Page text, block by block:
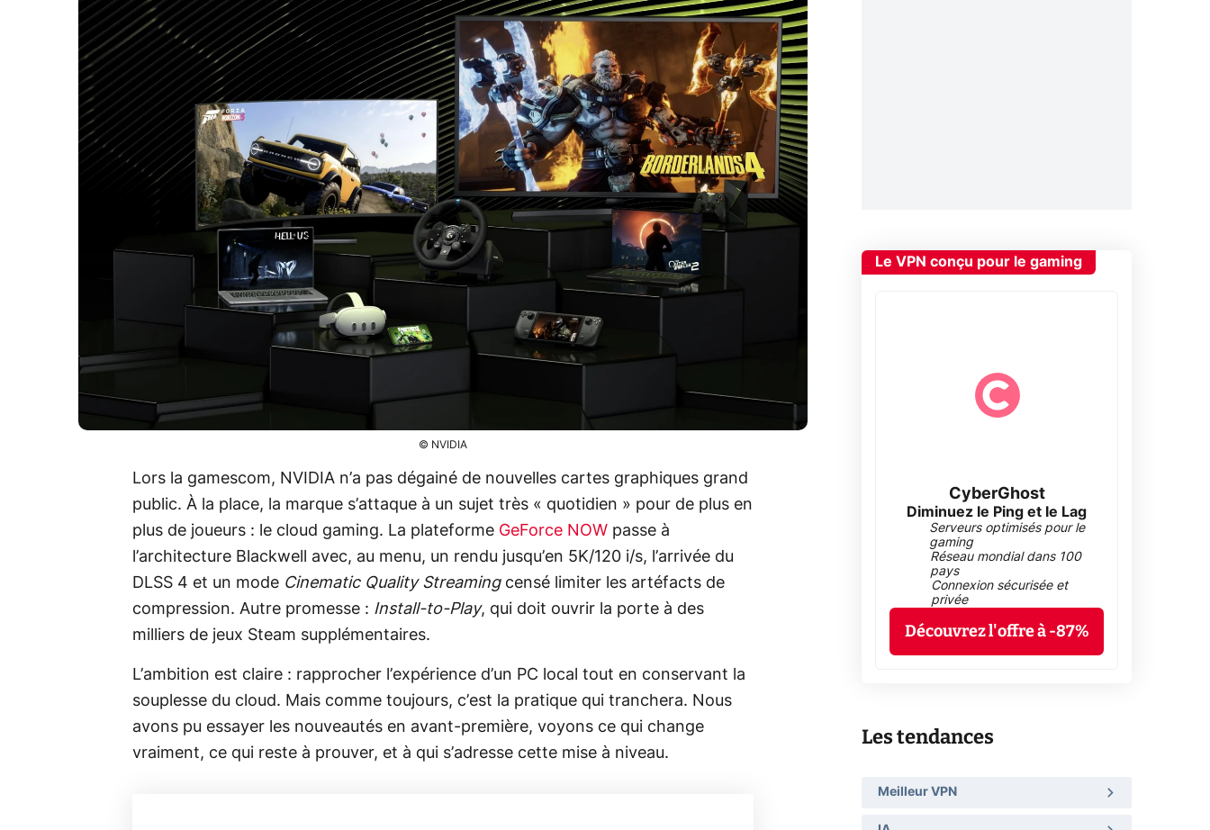
© NVIDIA
Lors la gamescom, NVIDIA n’a pas dégainé de nouvelles cartes graphiques grand
public. À la place, la marque s’attaque à un sujet très « quotidien » pour de plus en
plus de joueurs : le cloud gaming. La plateforme GeForce NOW passe à
l’architecture Blackwell avec, au menu, un rendu jusqu’en 5K/120 i/s, l’arrivée du
DLSS 4 et un mode Cinematic Quality Streamingcensé limiter les artéfacts de
compression. Autre promesse : Install‑to‑Play, qui doit ouvrir la porte à des
milliers de jeux Steam supplémentaires.
L’ambition est claire : rapprocher l’expérience d’un PC local tout en conservant la
souplesse du cloud. Mais comme toujours, c’est la pratique qui tranchera. Nous
avons pu essayer les nouveautés en avant-première, voyons ce qui change
vraiment, ce qui reste à prouver, et à qui s’adresse cette mise à niveau.
Le VPN conçu pour le gaming
CyberGhost
Diminuez le Ping et le Lag
Serveurs optimisés pour le
gaming
Réseau mondial dans 100
pays
Connexion sécurisée et
privée
Découvrez l'offre à -87%
Les tendances
Meilleur VPN